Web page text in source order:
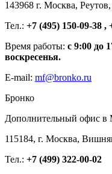
143968 г. Москва,
Тел.: +7 (495) 150-09-38 ,
Время работы: с 9:00 до
воскресенья.
E-mail: mf@bronko.ru
Бронко
Дополнительный офис в
115184, г. Москва,
Тел.: +7 (499) 322-00-02